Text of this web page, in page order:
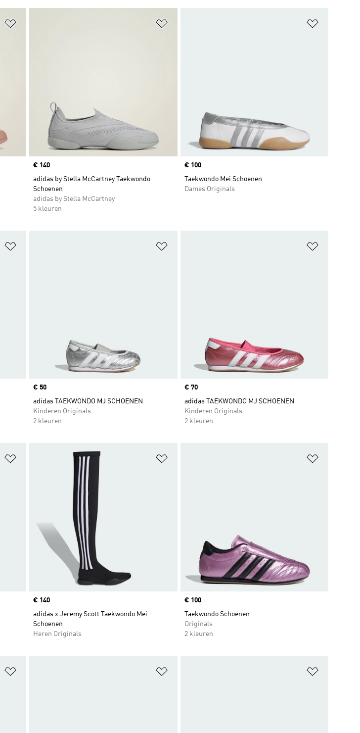
Price
€ 140
adidas by Stella McCartney Taekwondo
Schoenen
adidas by Stella McCartney
5 kleuren
Price
€ 100
Taekwondo Mei Schoenen
Dames Originals
Price
€ 50
adidas TAEKWONDO MJ SCHOENEN
Kinderen Originals
2 kleuren
Price
€ 70
adidas TAEKWONDO MJ SCHOENEN
Kinderen Originals
2 kleuren
Op verlanglijst zetten
Price
€ 140
adidas x Jeremy Scott Taekwondo Mei
Schoenen
Heren Originals
Price
€ 100
Taekwondo Schoenen
Originals
2 kleuren